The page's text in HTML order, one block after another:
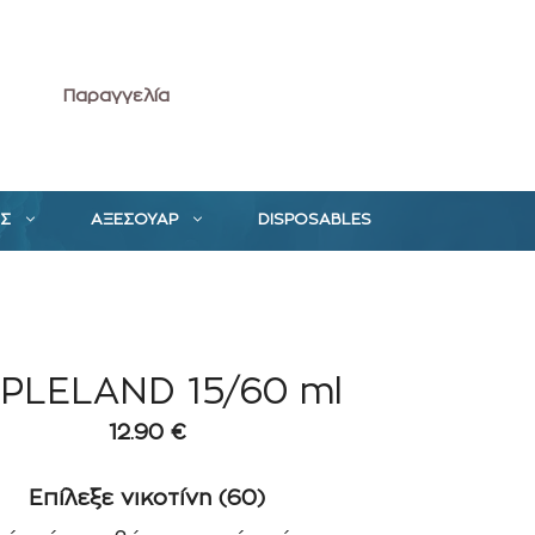
Παραγγελία
ΑΞΕΣΟΥΑΡ DISPOSABLES
15/60 ml
12.90 €
Επίλεξε νικοτίνη (60)